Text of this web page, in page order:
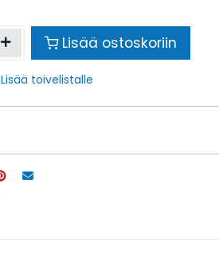
Lisää ostoskoriin
Lisää toivelistalle